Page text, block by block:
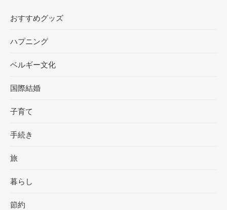
おすすめグッズ
ハプニング
ベルギー文化
国際結婚
子育て
手続き
旅
暮らし
節約